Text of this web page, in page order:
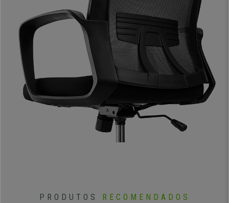
• Ajuste de altura Toplift
Base em alumínio
PRODUTOS RECOMENDADOS